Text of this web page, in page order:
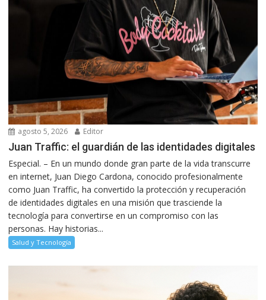
agosto 5, 2026 Editor
Juan Traffic: el guardián de las identidades digitales
Especial. – En un mundo donde gran parte de la vida transcurre
en internet, Juan Diego Cardona, conocido profesionalmente
como Juan Traffic, ha convertido la protección y recuperación
de identidades digitales en una misión que trasciende la
tecnología para convertirse en un compromiso con las
personas. Hay historias...
Salud y Tecnología